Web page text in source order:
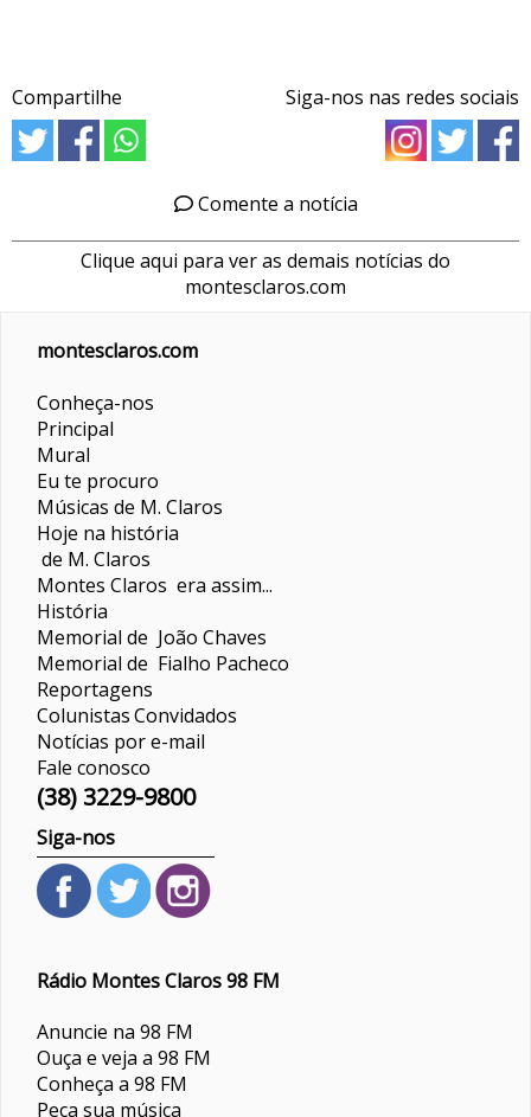
Compartilhe Siga-nos nas redes sociais
Comente a notícia
Clique aqui para ver as demais notícias do
montesclaros.com
montesclaros.com
Conheça-nos
Principal
Mural
Eu te procuro
Músicas de M. Claros
Hoje na história
de M. Claros
Montes Claros era assim...
História
Memorial de João Chaves
Memorial de Fialho Pacheco
Reportagens
ColunistasConvidados
Notícias por e-mail
Fale conosco
(38) 3229-9800
Siga-nos
Rádio Montes Claros 98 FM
Anuncie na 98 FM
Ouça e veja a 98 FM
Conheça a 98 FM
Peça sua música